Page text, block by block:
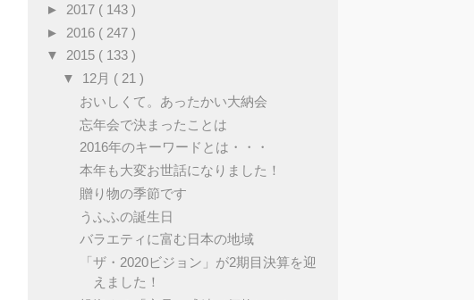
► 2017 ( 143 )
► 2016 ( 247 )
▼ 2015 ( 133 )
▼ 12月 ( 21 )
おいしくて。あったかい大納会
忘年会で決まったことは
2016年のキーワードとは・・・
本年も大変お世話になりました！
贈り物の季節です
うふふの誕生日
バラエティに富む日本の地域
「ザ・2020ビジョン」が2期目決算を迎
えました！